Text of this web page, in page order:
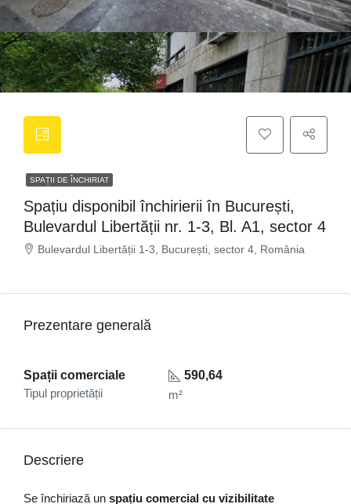
SPAȚII DE ÎNCHIRIAT
Spațiu disponibil închirierii în București,
Bulevardul Libertății nr. 1-3, Bl. A1, sector 4
Bulevardul Libertății 1-3, București, sector 4, România
Prezentare generală
Spații comerciale
Tipul proprietății
590,64
m²
Descriere
Se închiriază un spațiu comercial cu vizibilitate